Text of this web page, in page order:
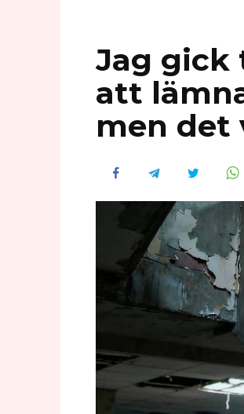
Jag gick
att
men det